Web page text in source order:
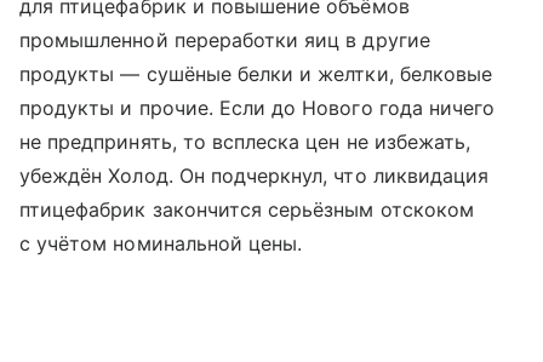
для птицефабрик и повышение объёмов
промышленной переработки яиц в другие
продукты — сушёные белки и желтки, белковые
продукты и прочие. Если до Нового года ничего
не предпринять, то всплеска цен не избежать,
убеждён Холод. Он подчеркнул, что ликвидация
птицефабрик закончится серьёзным отскоком
с учётом номинальной цены.